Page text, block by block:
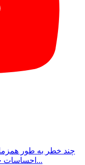
چند خطر به طور
احساسات خود را کنار گذاشته و تصمیم مهمی بگیرد و...